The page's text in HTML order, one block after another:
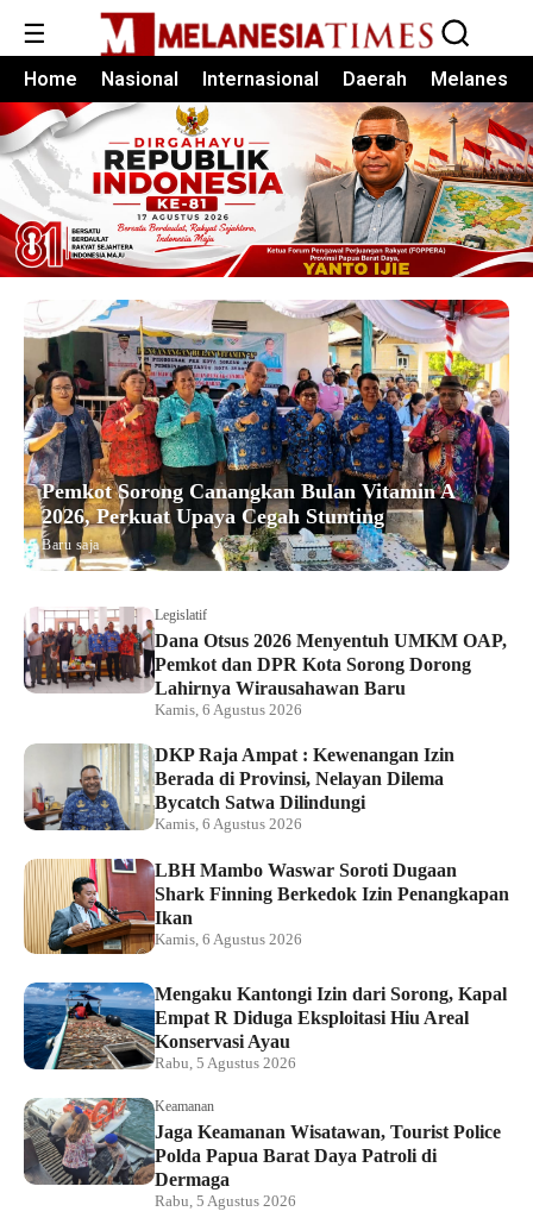
☰
Home Nasional Internasional Daerah Melanesia
Pemkot Sorong Canangkan Bulan Vitamin A
2026, Perkuat Upaya Cegah Stunting
Baru saja
Legislatif
Dana Otsus 2026 Menyentuh UMKM OAP,
Pemkot dan DPR Kota Sorong Dorong
Lahirnya Wirausahawan Baru
Kamis, 6 Agustus 2026
DKP Raja Ampat : Kewenangan Izin
Berada di Provinsi, Nelayan Dilema
Bycatch Satwa Dilindungi
Kamis, 6 Agustus 2026
LBH Mambo Waswar Soroti Dugaan
Shark Finning Berkedok Izin Penangkapan
Ikan
Kamis, 6 Agustus 2026
Mengaku Kantongi Izin dari Sorong, Kapal
Empat R Diduga Eksploitasi Hiu Areal
Konservasi Ayau
Rabu, 5 Agustus 2026
Keamanan
Jaga Keamanan Wisatawan, Tourist Police
Polda Papua Barat Daya Patroli di
Dermaga
Rabu, 5 Agustus 2026